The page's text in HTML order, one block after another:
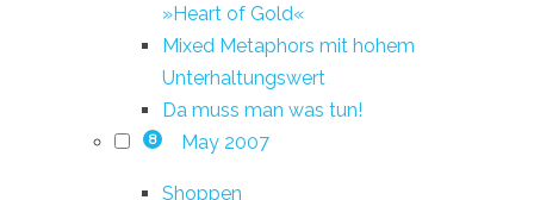
»Heart of Gold«
Mixed Metaphors mit hohem
Unterhaltungswert
Da muss man was tun!
8 May 2007
Shoppen